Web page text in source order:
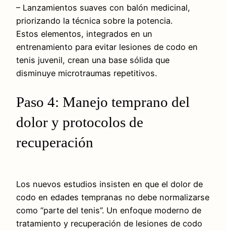
– Lanzamientos suaves con balón medicinal,
priorizando la técnica sobre la potencia.
Estos elementos, integrados en un
entrenamiento para evitar lesiones de codo en
tenis juvenil, crean una base sólida que
disminuye microtraumas repetitivos.
Paso 4: Manejo temprano del
dolor y protocolos de
recuperación
Los nuevos estudios insisten en que el dolor de
codo en edades tempranas no debe normalizarse
como “parte del tenis”. Un enfoque moderno de
tratamiento y recuperación de lesiones de codo